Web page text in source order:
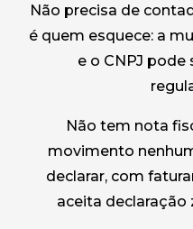
Não precisa de
é quem esquece: a
e o CNPJ pode
Não tem nota
movimento
declarar, com
aceita declaração